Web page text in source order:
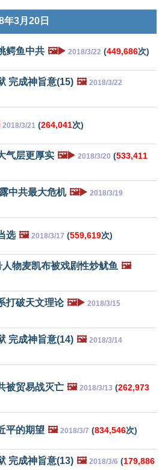
年3月20日
鳄鱼中共 🖼️▶️ 2018/3/22 (449,686次)
完成神旨意(15) 🖼️ 2018/3/22
2018/3/21 (264,041次)
气层更厚实 🖼️▶️ 2018/3/20 (533,411
中共最大危机 🖼️▶️ 2018/3/19
选 🖼️ 2018/3/17 (559,619次)
物麦凯布被戏剧性炒鱿鱼 🖼️
打破天文理论 🖼️▶️ 2018/3/15
完成神旨意(14) 🖼️ 2018/3/14
被贸易战灭亡 🖼️ 2018/3/13 (262,973
平的期望 🖼️ 2018/3/7 (834,546次)
完成神旨意(13) 🖼️ 2018/3/6 (179,886